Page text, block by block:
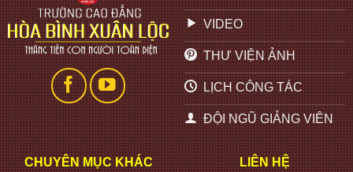
VIDEO
THƯ VIỆN ẢNH
LỊCH CÔNG TÁC
ĐỘI NGŨ GIẢNG VIÊN
CHUYÊN MỤC KHÁC LIÊN HỆ